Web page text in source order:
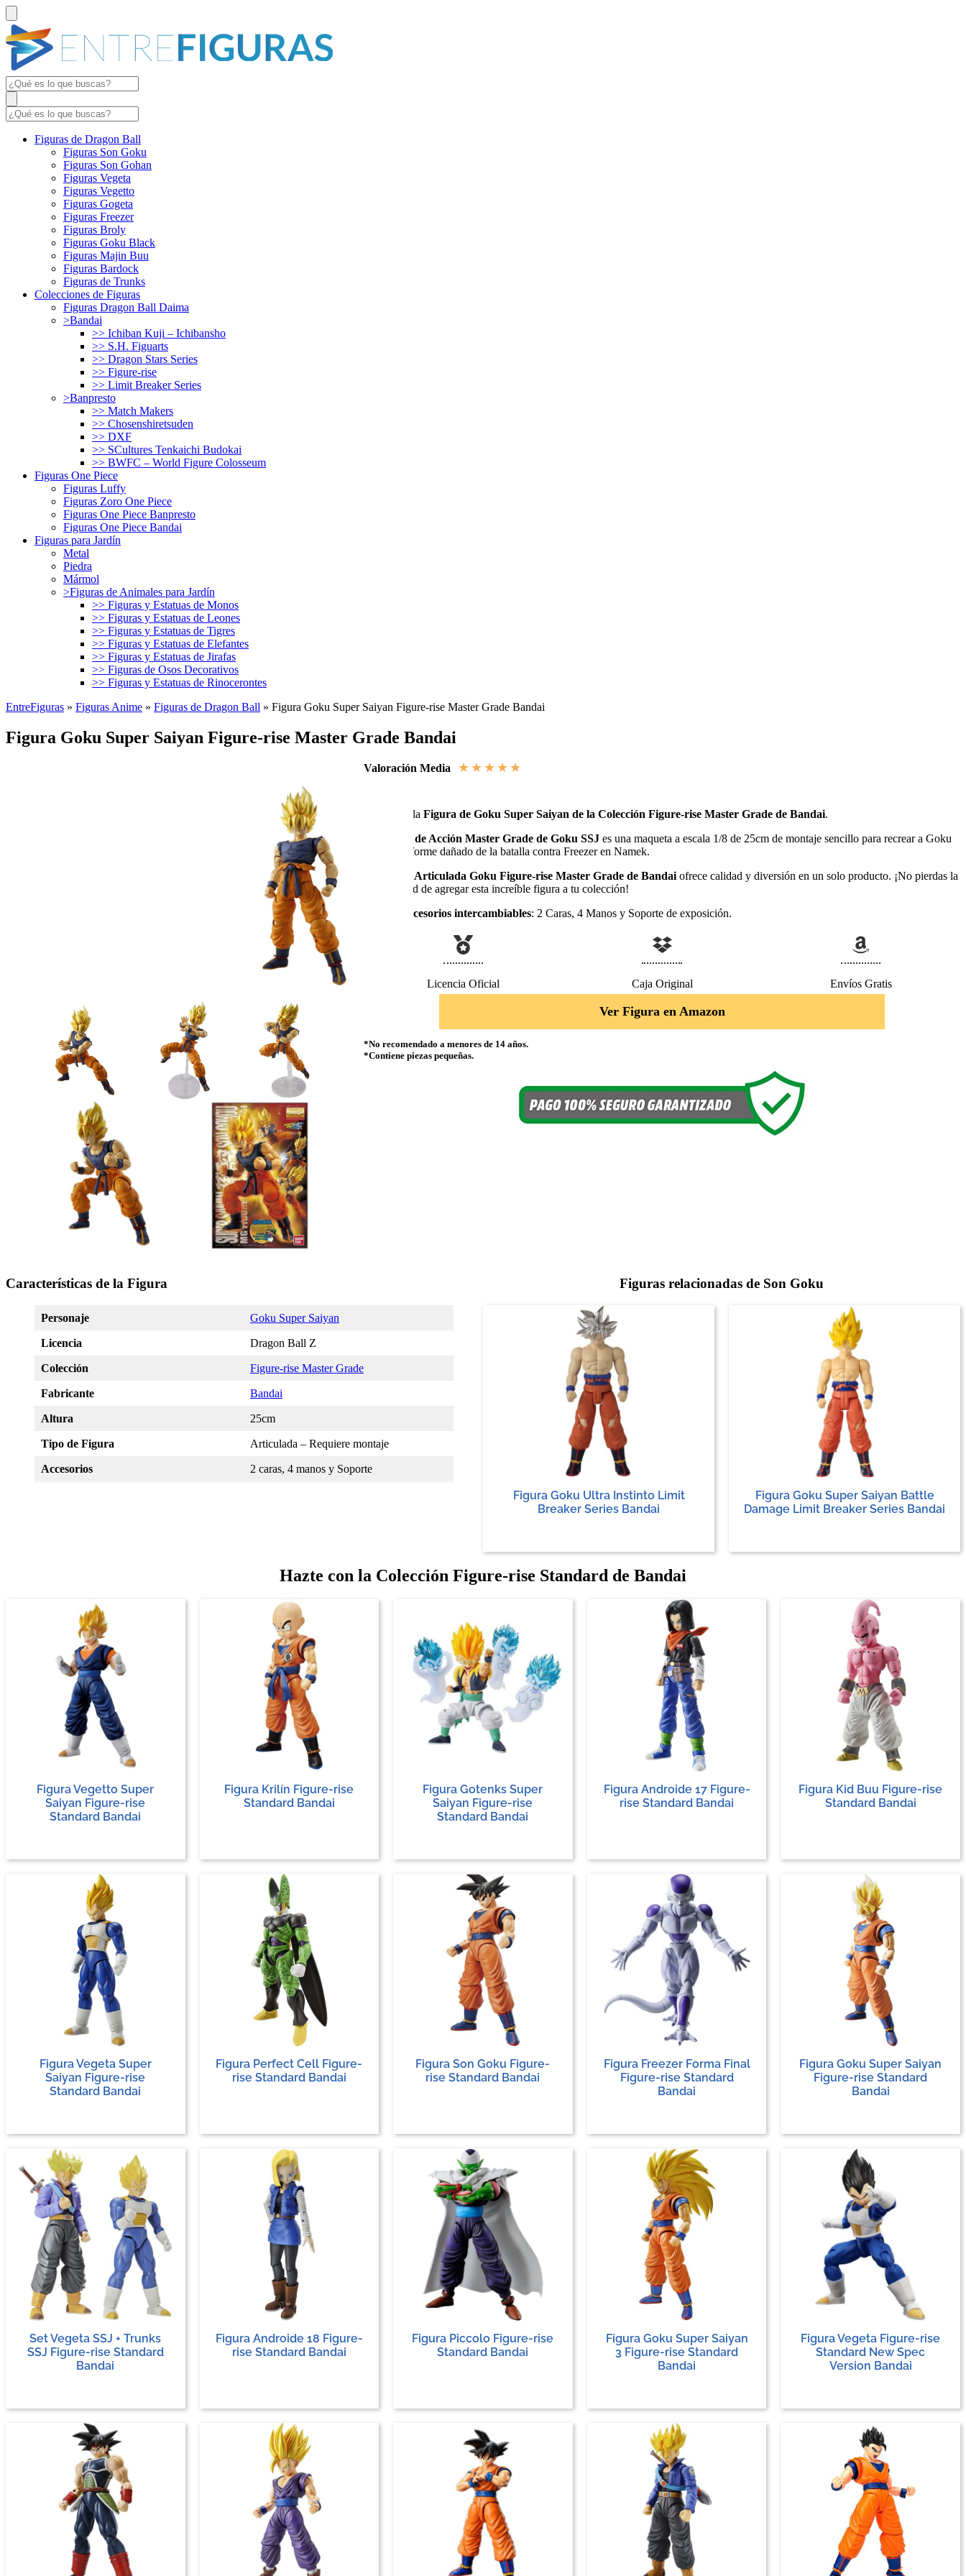
Figuras de Dragon Ball
Figuras Son Goku
Figuras Son Gohan
Figuras Vegeta
Figuras Vegetto
Figuras Gogeta
Figuras Freezer
Figuras Broly
Figuras Goku Black
Figuras Majin Buu
Figuras Bardock
Figuras de Trunks
Colecciones de Figuras
Figuras Dragon Ball Daima
>Bandai
>> Ichiban Kuji – Ichibansho
>> S.H. Figuarts
>> Dragon Stars Series
>> Figure-rise
>> Limit Breaker Series
>Banpresto
>> Match Makers
>> Chosenshiretsuden
>> DXF
>> SCultures Tenkaichi Budokai
>> BWFC – World Figure Colosseum
Figuras One Piece
Figuras Luffy
Figuras Zoro One Piece
Figuras One Piece Banpresto
Figuras One Piece Bandai
Figuras para Jardín
Metal
Piedra
Mármol
>Figuras de Animales para Jardín
>> Figuras y Estatuas de Monos
>> Figuras y Estatuas de Leones
>> Figuras y Estatuas de Tigres
>> Figuras y Estatuas de Elefantes
>> Figuras y Estatuas de Jirafas
>> Figuras de Osos Decorativos
>> Figuras y Estatuas de Rinocerontes
EntreFiguras » Figuras Anime » Figuras de Dragon Ball » Figura Goku Super Saiyan Figure-rise Master Grade Bandai
Figura Goku Super Saiyan Figure-rise Master Grade Bandai
Valoración Media ★ ★ ★ ★ ★
Hazte con laFigura de Goku Super Saiyan de la Colección Figure-rise Master Grade de Bandai.
Figura de Acción Master Grade de Goku SSJ es una maqueta a escala 1/8 de 25cm de montaje sencillo para recrear a Goku
con su uniforme dañado de la batalla contra Freezer en Namek.
Figura Articulada Goku Figure-rise Master Grade de Bandai ofrece calidad y diversión en un solo producto. ¡No pierdas la
oportunidad de agregar esta increíble figura a tu colección!
Incluye accesorios intercambiables: 2 Caras, 4 Manos y Soporte de exposición.
Licencia Oficial Caja Original Envíos Gratis
Ver Figura en Amazon
*No recomendado a menores de 14 años.
*Contiene piezas pequeñas.
Características de la Figura
Personaje Goku Super Saiyan
Licencia Dragon Ball Z
Colección Figure-rise Master Grade
Fabricante Bandai
Altura 25cm
Tipo de Figura Articulada – Requiere montaje
Accesorios 2 caras, 4 manos y Soporte
Figuras relacionadas de Son Goku
Figura Goku Ultra Instinto Limit
Breaker Series Bandai
Figura Goku Super Saiyan Battle
Damage Limit Breaker Series Bandai
Hazte con la Colección Figure-rise Standard de Bandai
Figura Vegetto Super
Saiyan Figure-rise
Standard Bandai
Figura Krilín Figure-rise
Standard Bandai
Figura Gotenks Super
Saiyan Figure-rise
Standard Bandai
Figura Androide 17 Figure-
rise Standard Bandai
Figura Kid Buu Figure-rise
Standard Bandai
Figura Vegeta Super
Saiyan Figure-rise
Standard Bandai
Figura Perfect Cell Figure-
rise Standard Bandai
Figura Son Goku Figure-
rise Standard Bandai
Figura Freezer Forma Final
Figure-rise Standard
Bandai
Figura Goku Super Saiyan
Figure-rise Standard
Bandai
Set Vegeta SSJ + Trunks
SSJ Figure-rise Standard
Bandai
Figura Androide 18 Figure-
rise Standard Bandai
Figura Piccolo Figure-rise
Standard Bandai
Figura Goku Super Saiyan
3 Figure-rise Standard
Bandai
Figura Vegeta Figure-rise
Standard New Spec
Version Bandai